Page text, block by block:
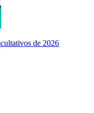
de 2026